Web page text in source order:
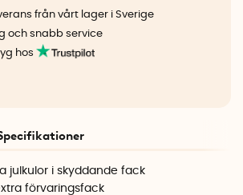
från vårt lager i Sverige
och snabb service
hos
julkulor i skyddande fack
förvaringsfack